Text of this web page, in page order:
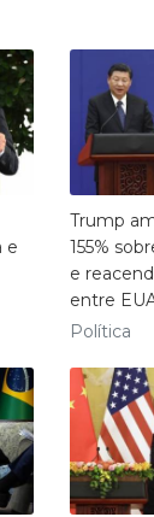
e
Trump
155%
e
entre
Política